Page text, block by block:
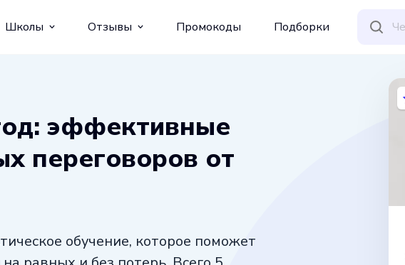
Школы Отзывы Промокоды Подборки
эффективные
переговоров от
обучение, которое поможет